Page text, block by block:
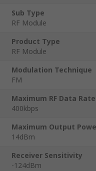
Sub Type
RF Module
Product Type
RF Module
Modulation Technique
FM
Maximum RF Data Rate
400kbps
Maximum Output
14dBm
Receiver Sensitivity
-124dBm